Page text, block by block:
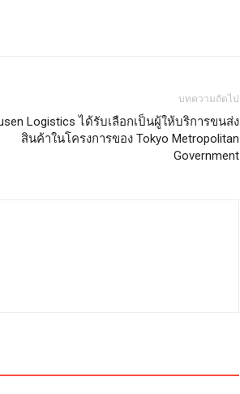
บทความถัดไป
Logistics ได้รับเลือกเป็นผู้ให้บริการขนส่ง
สินค้าในโครงการของ Tokyo Metropolitan
Government